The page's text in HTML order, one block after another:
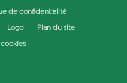
de confidentialité
Logo Plan du site